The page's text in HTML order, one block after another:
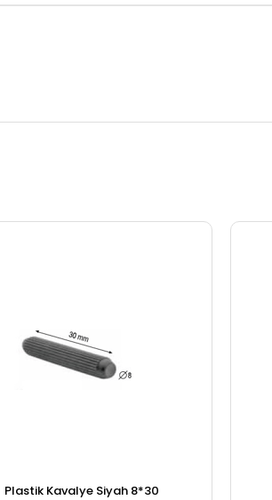
Plastik Kavalye Siyah 8*30